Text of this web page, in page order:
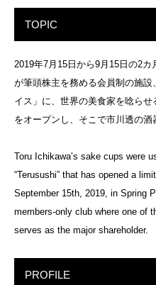
TOPIC
2019年7月15日から9月15日の2
が筆頭株主を務める会員制の施
イス」に、世界の美食家を唸ら
をオープンし、そこで市川透の酒
Toru Ichikawa’s sake cups were
“Terusushi” that has opened a
September 15th, 2019, in Spring
members-only club where one of
serves as the major shareholder.
PROFILE